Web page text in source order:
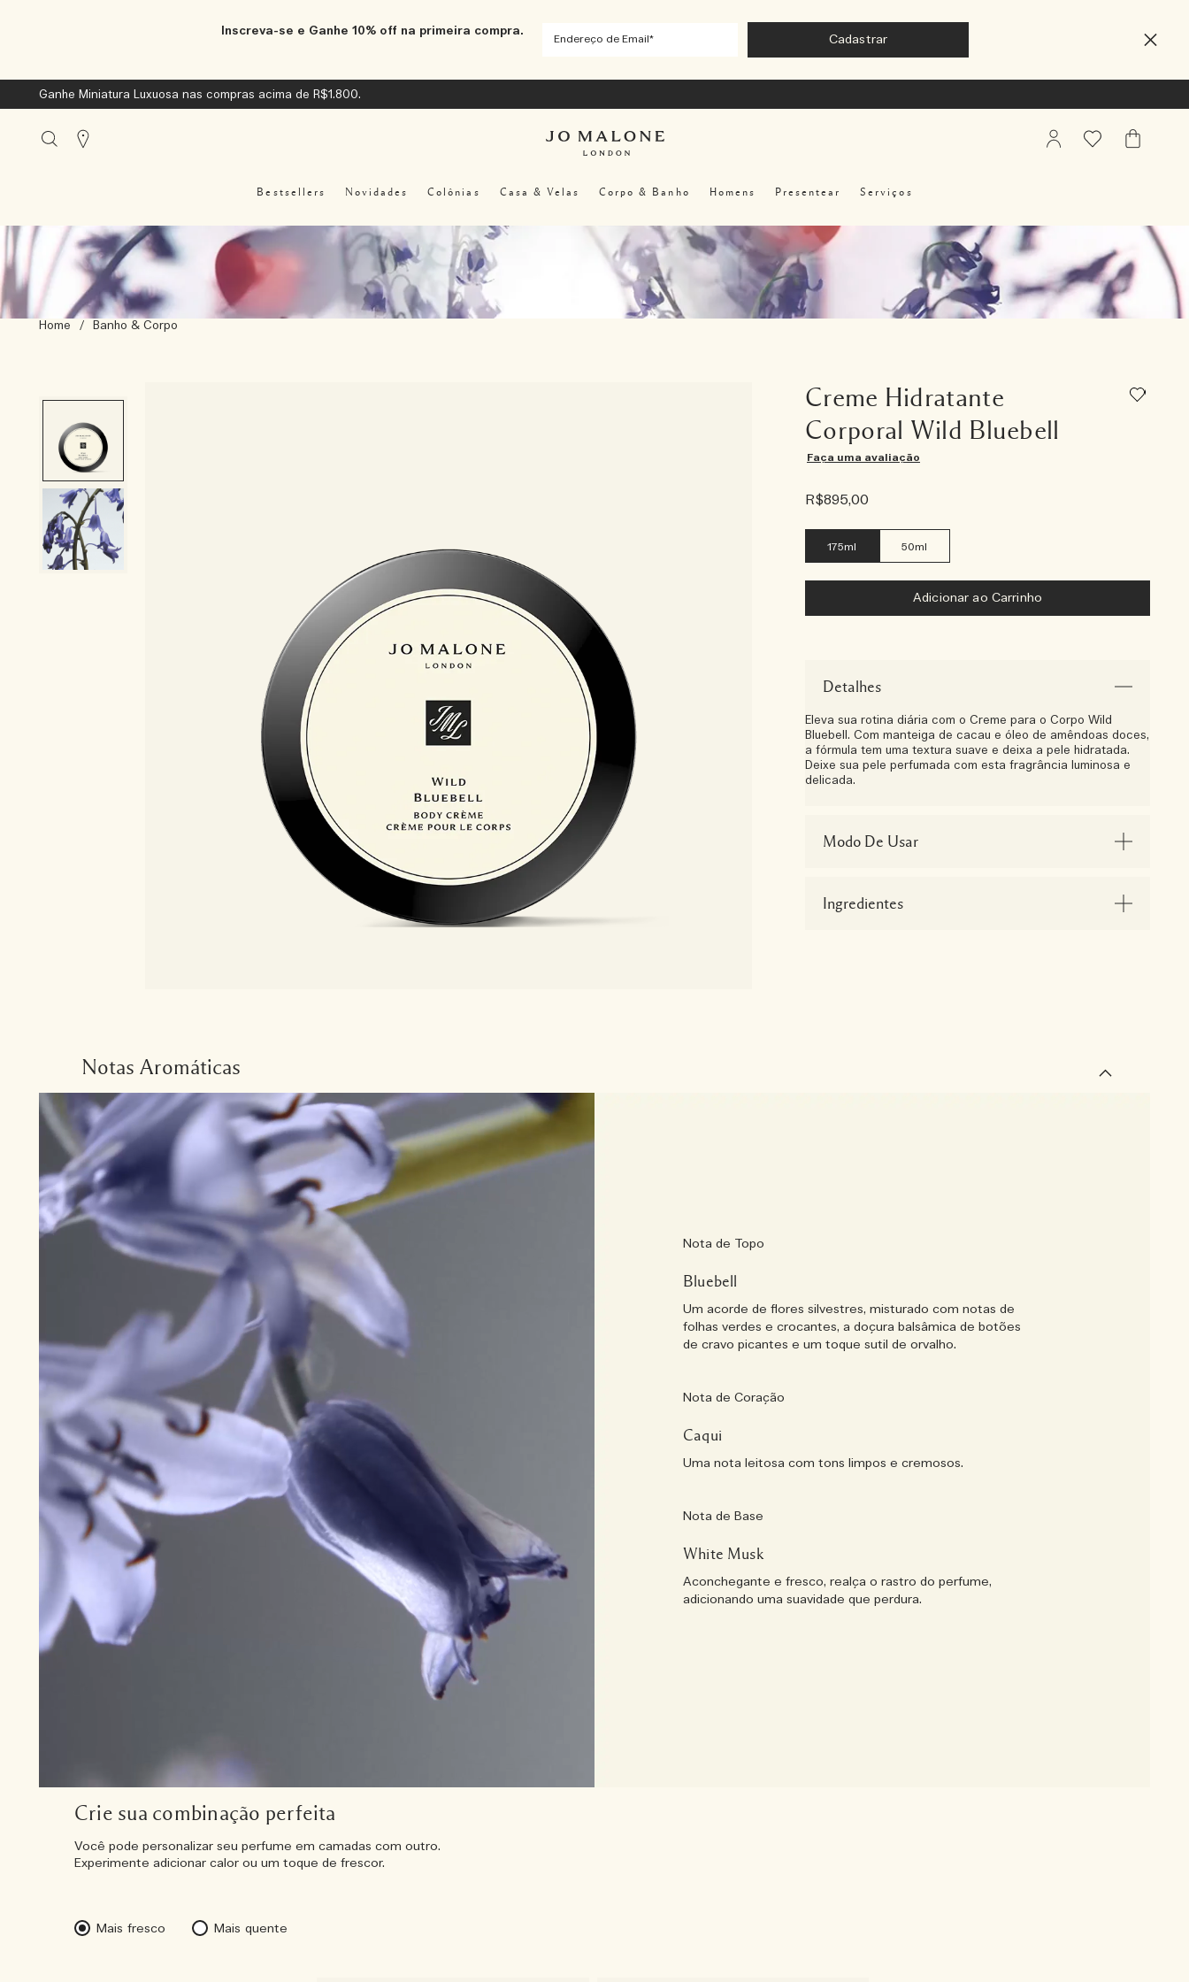
Inscreva-se e Ganhe 10% off na primeira compra.
Ganhe Miniatura Luxuosa nas compras acima de R$1.800.
Bestsellers Novidades Colônias Casa & Velas Corpo & Banho Homens Presentear Serviços
Stores
My
FavoritosMeu
Home / Banho & Corpo
Creme Hidratante
Corporal Wild Bluebell
Faça uma avaliação
R$895,00
175ml 50ml
Adicionar ao Carrinho
Detalhes
Eleva sua rotina diária com o Creme para o Corpo Wild
Bluebell. Com manteiga de cacau e óleo de amêndoas doces,
a fórmula tem uma textura suave e deixa a pele hidratada.
Deixe sua pele perfumada com esta fragrância luminosa e
delicada.
Modo De Usar
Ingredientes
Notas Aromáticas
Nota de Topo
Bluebell
Um acorde de flores silvestres, misturado com notas de
folhas verdes e crocantes, a doçura balsâmica de botões
de cravo picantes e um toque sutil de orvalho.
Nota de Coração
Caqui
Uma nota leitosa com tons limpos e cremosos.
Nota de Base
White Musk
Aconchegante e fresco, realça o rastro do perfume,
adicionando uma suavidade que perdura.
Crie sua combinação perfeita
Você pode personalizar seu perfume em camadas com outro.
Experimente adicionar calor ou um toque de frescor.
Mais fresco Mais quente